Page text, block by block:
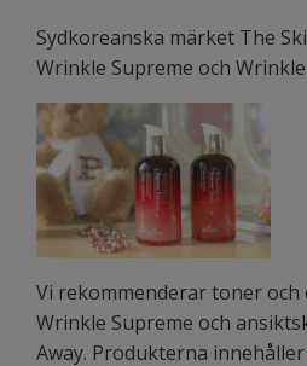
Sydkoreanska märket The
Wrinkle Supreme och Wrinkle
Vi rekommenderar toner
Wrinkle Supreme och
Away. Produkterna